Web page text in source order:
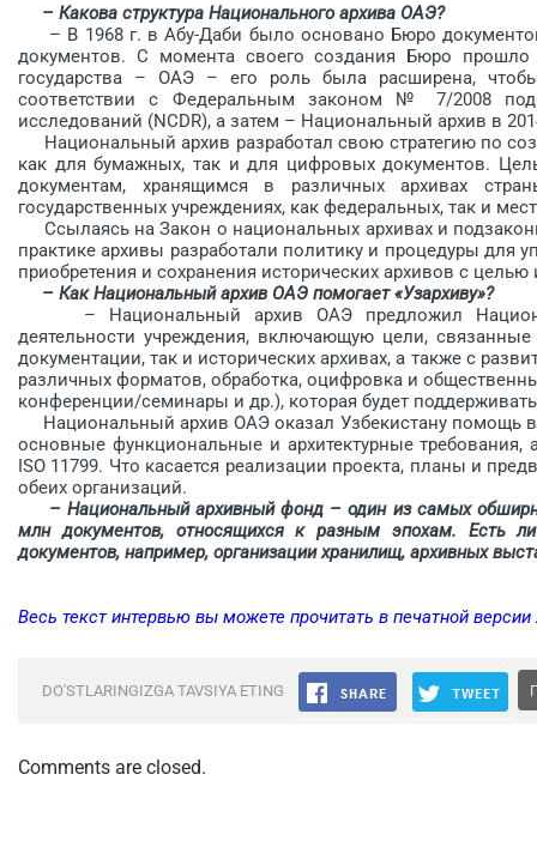
– Какова структура Национального архива ОАЭ?
– В 1968 г. в Абу-Даби было основано Бюро
документов. С момента своего создания Бюро
государства – ОАЭ – его роль была расширена,
соответствии с Федеральным законом № 7/2008
исследований (NCDR), а затем – Национальный архив в
Национальный архив разработал свою стратегию по
как для бумажных, так и для цифровых документов.
документам, хранящимся в различных архивах
государственных учреждениях, как федеральных, так и
Ссылаясь на Закон о национальных архивах и
практике архивы разработали политику и процедуры для
приобретения и сохранения исторических архивов с
– Как Национальный архив ОАЭ помогает «Узархиву»?
– Национальный архив ОАЭ предложил
деятельности учреждения, включающую цели,
документации, так и историчес­ких архивах, а также с
различных форматов, обработка, оцифровка и
конференции/семинары и др.), которая будет
Национальный архив ОАЭ оказал Узбекистану помощь
основные функциональные и архитектурные
ISO 11799. Что касается реализации проекта, планы и
обеих организаций.
– Национальный архивный фонд – один из самых
млн документов, относящихся к разным эпохам. Есть
документов, например, организации хранилищ, архивных
Весь текст интервью вы можете прочитать в печатной
DO'STLARINGIZGA TAVSIYA ETING
Comments are closed.